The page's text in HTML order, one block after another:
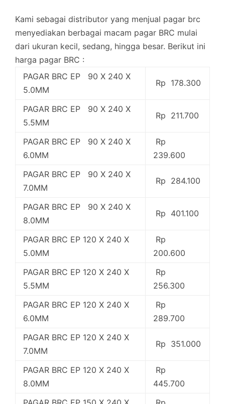
Kami sebagai distributor yang menjual pagar brc
menyediakan berbagai macam pagar BRC mulai
dari ukuran kecil, sedang, hingga besar. Berikut ini
harga pagar BRC :
PAGAR BRC EP 90 X 240 X
5.0MM
Rp 178.300
PAGAR BRC EP 90 X 240 X
5.5MM
Rp 211.700
PAGAR BRC EP 90 X 240 X
6.0MM
Rp
239.600
PAGAR BRC EP 90 X 240 X
7.0MM
Rp 284.100
PAGAR BRC EP 90 X 240 X
8.0MM
Rp 401.100
PAGAR BRC EP 120 X 240 X
5.0MM
Rp
200.600
PAGAR BRC EP 120 X 240 X
5.5MM
Rp
256.300
PAGAR BRC EP 120 X 240 X
6.0MM
Rp
289.700
PAGAR BRC EP 120 X 240 X
7.0MM
Rp 351.000
PAGAR BRC EP 120 X 240 X
8.0MM
Rp
445.700